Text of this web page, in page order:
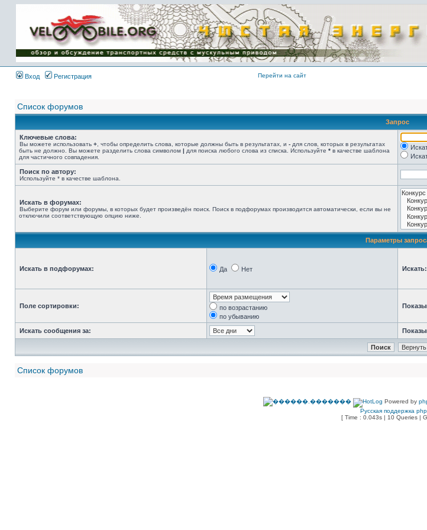
Имя пользователя:
Пароль:
{ LOG_ME_IN_SHORT
}
Вход Регистрация Перейти на сайт
Список форумов
Запрос
Ключевые слова:
Вы можете использовать + , чтобы определить слова, которые должны быть в результатах, и - для слов, которых в результатах
быть не должно. Вы можете разделить слова символом | для поиска любого слова из списка. Используйте * в качестве шаблона
для частичного совпадения.
Поиск по автору:
Используйте * в качестве шаблона.
Искать в форумах:
Выберите форум или форумы, в которых будет произведён поиск. Поиск в подфорумах производится автоматически, если вы не
отключили соответствующую опцию ниже.
Параметры
Искать в подфорумах: Да Нет Искать:
Поле сортировки:
по возрастанию
по убыванию
Искать сообщения за:
Список форумов
Powered by
Русская поддержка
[ Time : 0.043s | 10 Queries |